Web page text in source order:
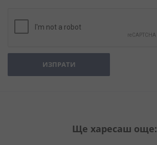
ИЗПРАТИ
Ще харесаш още: